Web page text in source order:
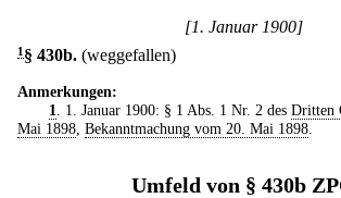
[1. Januar 1900]
1 § 430b. (weggefallen)
Anmerkungen:
1
. 1. Januar 1900: § 1 Abs. 1 Nr. 2 des Dritten
Mai 1898 Bekanntmachung vom 20. Mai 1898
Umfeld von § 430b